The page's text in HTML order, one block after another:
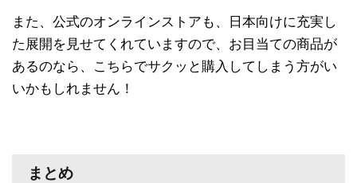
また、公式のオンラインストアも、日本向けに充実し
た展開を見せてくれていますので、お目当ての商品が
あるのなら、こちらでサクッと購入してしまう方がい
いかもしれません！
まとめ